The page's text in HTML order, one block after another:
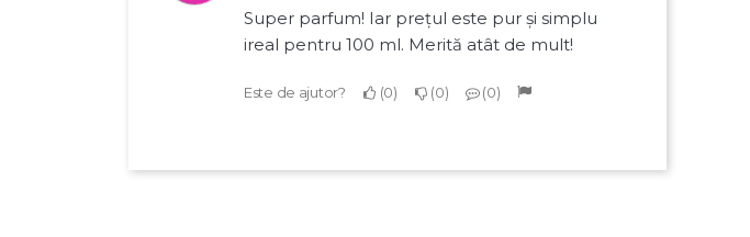
Super parfum! Iar prețul este pur și simplu
ireal pentru 100 ml. Merită atât de mult!
Este de ajutor? 0 0 0